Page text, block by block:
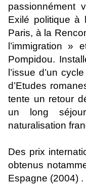
passionnément
Exilé politique à
Paris, à la
l’immigration »
Pompidou.
l’issue d’un
d’Etudes
tente un retour
un long
naturalisation
Des prix
obtenus
Espagne (2004) .